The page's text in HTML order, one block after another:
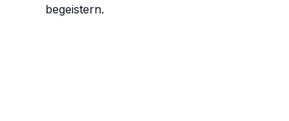
begeistern.